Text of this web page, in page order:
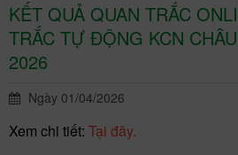
KẾT QUẢ QUAN TRẮC
TRẮC TỰ ĐỘNG KCN
2026
Ngày 01/04/2026
Xem chi tiết: Tại đây.